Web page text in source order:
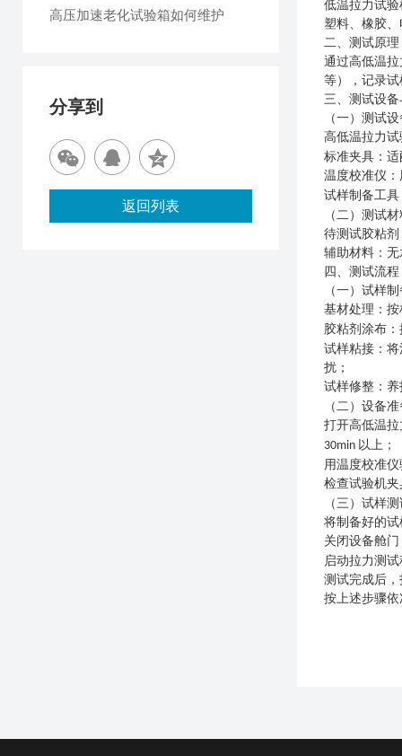
低温拉力试验
塑料、橡胶
二、测试原理
通过高低温
等），记录
三、测试设
（一）测试
高低温拉力
标准夹具：
温度校准仪
试样制备工
（二）测试
待测试胶粘
辅助材料：
四 、测试流程
（一）试样
基材处理：
胶粘剂涂布
试样粘接：
扰；
试样修整：
（二）设备
打开高低温
30min 以上；
用温度校准
检查试验机
（三）试样
将制备好的
关闭设备舱
启动拉力测
测试完成后
按上述步骤
高压加速老化试验箱如何维护
分享到
返回列表